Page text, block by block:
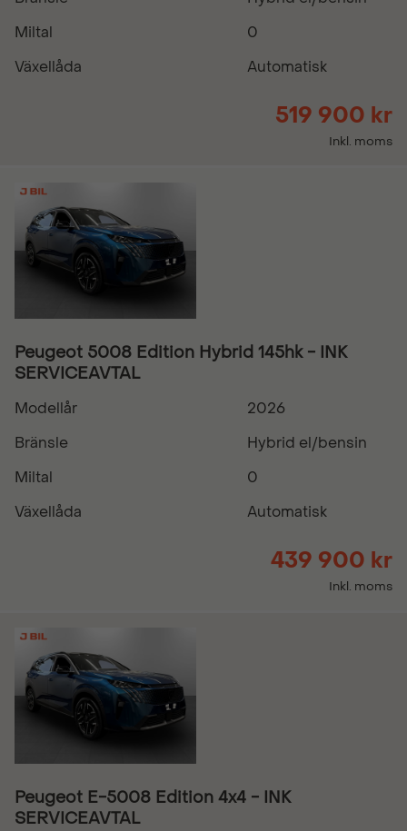
Miltal
0
Växellåda
Automatisk
519 900 kr
Inkl. moms
Peugeot 5008 Edition Hybrid 145hk - INK
SERVICEAVTAL
Modellår
2026
Bränsle
Hybrid el/bensin
Miltal
0
Växellåda
Automatisk
439 900 kr
Inkl. moms
Peugeot E-5008 Edition 4x4 - INK
SERVICEAVTAL